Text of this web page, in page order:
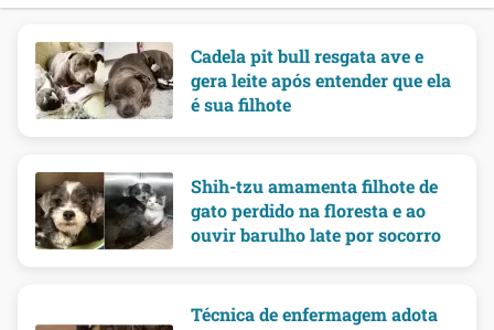
Cadela pit bull resgata ave e
gera leite após entender que ela
é sua filhote
Shih-tzu amamenta filhote de
gato perdido na floresta e ao
ouvir barulho late por socorro
Técnica de enfermagem adota